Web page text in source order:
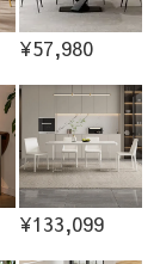
¥57,980
¥133,099